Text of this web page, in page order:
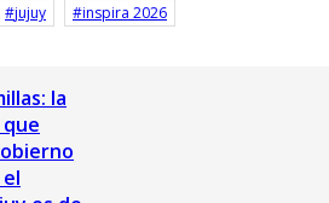
jujuy inspira 2026
la